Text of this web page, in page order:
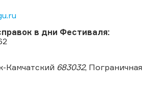
в дни Фестиваля:
Камчатский 683032, Пограничная